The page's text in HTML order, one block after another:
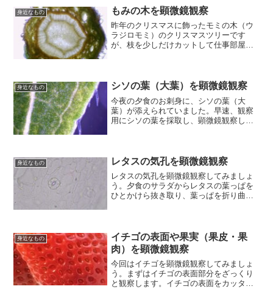
見ると意外とスカス...
身近なもの もみの木を顕微鏡観察
昨年のクリスマスに飾ったモミの木（ウ
ラジロモミ）のクリスマスツリーです
が、枝を少しだけカットして仕事部屋の
す。今回は、このモミの木の葉...
身近なもの シソの葉（大葉）を顕微鏡観察
今夜の夕食のお刺身に、シソの葉（大
葉）が添えられていました。早速、観察
用にシソの葉を採取し、顕微鏡観察して
葉の表と裏を比較したい場...
身近なもの レタスの気孔を顕微鏡観察
レタスの気孔を顕微鏡観察してみましょ
う。夕食のサラダからレタスの葉っぱを
ひとかけら抜き取り、葉っぱを折り曲げ
きます。気孔の細かい...
身近なもの
イチゴの表面や果実（果皮・果
肉）を顕微鏡観察
今回はイチゴを顕微鏡観察してみましょ
う。まずはイチゴの表面部分をざっくり
と観察します。イチゴの表面をカッター